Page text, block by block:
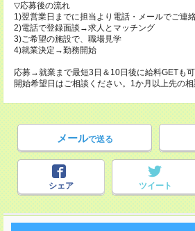
▽応募後の流れ
1)翌営業日までに担当より電話・メールでご連
2)電話で登録面談→求人とマッチング
3)ご希望の施設で、職場見学
4)就業決定→勤務開始
応募→就業まで最短3日＆10日後に給料GETも可
開始希望日はご相談ください。1か月以上先の相
メールで送る
シェア ツイート